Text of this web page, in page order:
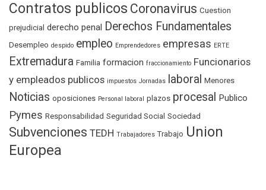
Contratos publicos Coronavirus Cuestion
prejudicial derecho penal Derechos Fundamentales
Desempleo despido empleo Emprendedores empresas ERTE
Extremadura Familia formacion fraccionamiento Funcionarios
y empleados publicos impuestos Jornadas laboral Menores
Noticias oposiciones Personal laboral plazos procesal Publico
Pymes Responsabilidad Seguridad Social Sociedad
Subvenciones TEDH Trabajadores Trabajo Union
Europea